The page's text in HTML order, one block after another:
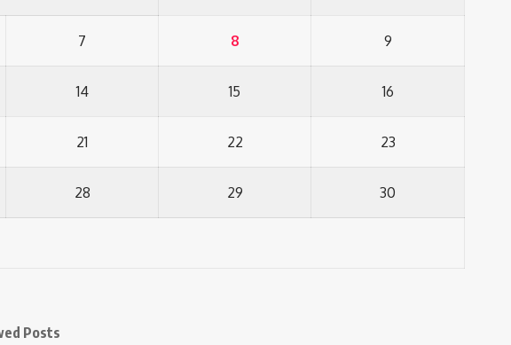
7 8 9
14 15 16
21 22 23
28 29 30
Posts